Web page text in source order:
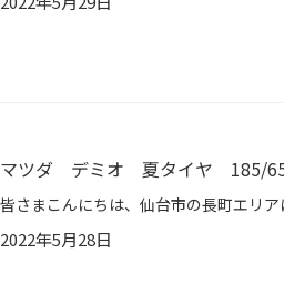
マツダ デミオ 夏タイヤ 185/
2022年5月28日